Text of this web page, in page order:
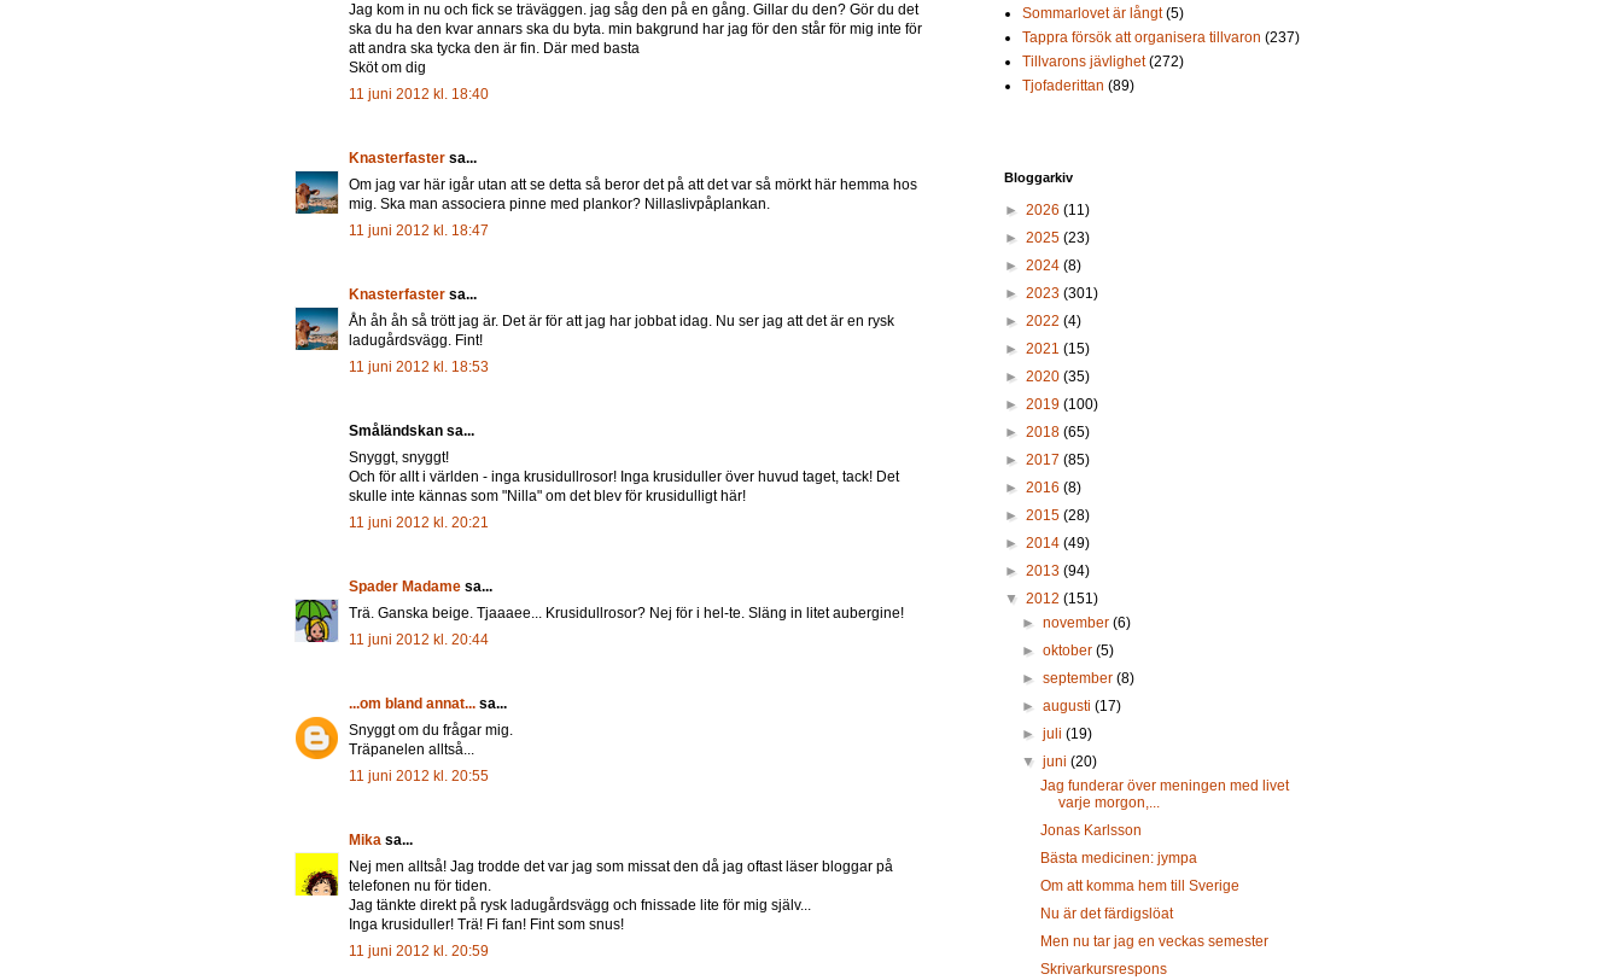
Jag kom in nu och fick se träväggen. jag såg den på en gång. Gillar du den? Gör du det
ska du ha den kvar annars ska du byta. min bakgrund har jag för den står för mig inte för
att andra ska tycka den är fin. Där med basta
Sköt om dig
11 juni 2012 kl. 18:40
Knasterfaster sa...
Om jag var här igår utan att se detta så beror det på att det var så mörkt här hemma hos
mig. Ska man associera pinne med plankor? Nillaslivpåplankan.
11 juni 2012 kl. 18:47
Knasterfaster sa...
Åh åh åh så trött jag är. Det är för att jag har jobbat idag. Nu ser jag att det är en rysk
ladugårdsvägg. Fint!
11 juni 2012 kl. 18:53
Småländskan sa...
Snyggt, snyggt!
Och för allt i världen - inga krusidullrosor! Inga krusiduller över huvud taget, tack! Det
skulle inte kännas som "Nilla" om det blev för krusidulligt här!
11 juni 2012 kl. 20:21
Spader Madame sa...
Trä. Ganska beige. Tjaaaee... Krusidullrosor? Nej för i hel-te. Släng in litet aubergine!
11 juni 2012 kl. 20:44
...om bland annat... sa...
Snyggt om du frågar mig.
Träpanelen alltså...
11 juni 2012 kl. 20:55
Mika sa...
Nej men alltså! Jag trodde det var jag som missat den då jag oftast läser bloggar på
telefonen nu för tiden.
Jag tänkte direkt på rysk ladugårdsvägg och fnissade lite för mig själv...
Inga krusiduller! Trä! Fi fan! Fint som snus!
11 juni 2012 kl. 20:59
Sommarlovet är långt (5)
Tappra försök att organisera tillvaron (237)
Tillvarons jävlighet (272)
Tjofaderittan (89)
Bloggarkiv
► 2026 (11)
► 2025 (23)
► 2024 (8)
► 2023 (301)
► 2022 (4)
► 2021 (15)
► 2020 (35)
► 2019 (100)
► 2018 (65)
► 2017 (85)
► 2016 (8)
► 2015 (28)
► 2014 (49)
► 2013 (94)
▼ 2012 (151)
►november(6)
►oktober(5)
►september(8)
►augusti(17)
►juli(19)
▼juni(20)
Jag funderar över meningen med livet
varje morgon,...
Jonas Karlsson
Bästa medicinen: jympa
Om att komma hem till Sverige
Nu är det färdigslöat
Men nu tar jag en veckas semester
Skrivarkursrespons